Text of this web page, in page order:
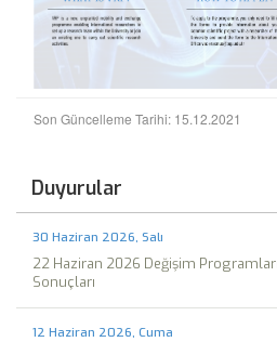
Son Güncelleme Tarihi: 15.12.2021
Duyurular
30 Haziran 2026, Salı
22 Haziran 2026 Değişim Programları
Sonuçları
12 Haziran 2026, Cuma